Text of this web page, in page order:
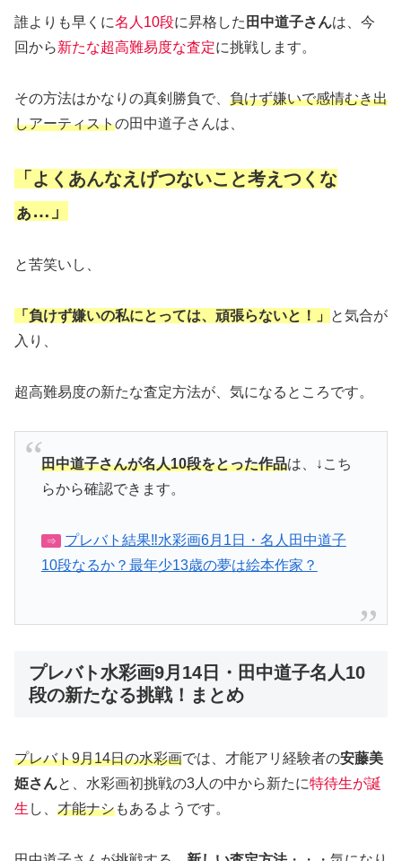
誰よりも早くに名人10段に昇格した 田中道子さんは、今
回から新たな超高難易度な査定に挑戦します。
その方法はかなりの真剣勝負で、 負けず嫌いで感情むき出
しアーティストの田中道子さんは、
「よくあんなえげつないこと考えつくな
ぁ…」
と苦笑いし、
「負けず嫌いの私にとっては、頑張らないと！」
と気合が
入り、
超高難易度の新たな査定方法が、気になるところです。
田中道子さんが名人10段をとった作品は、↓こち
らから確認できます。
⇒
プレバト結果‼︎水彩画6月1日・名人田中道子
10段なるか？最年少13歳の夢は絵本作家？
プレバト水彩画9月14日・田中道子名人10
段の新たなる挑戦！まとめ
プレバト9月14日の水彩画では、才能アリ経験者の安藤美
姫さんと、水彩画初挑戦の3人の中から新たに特待生が誕
生 し、 才能ナシもあるようです。